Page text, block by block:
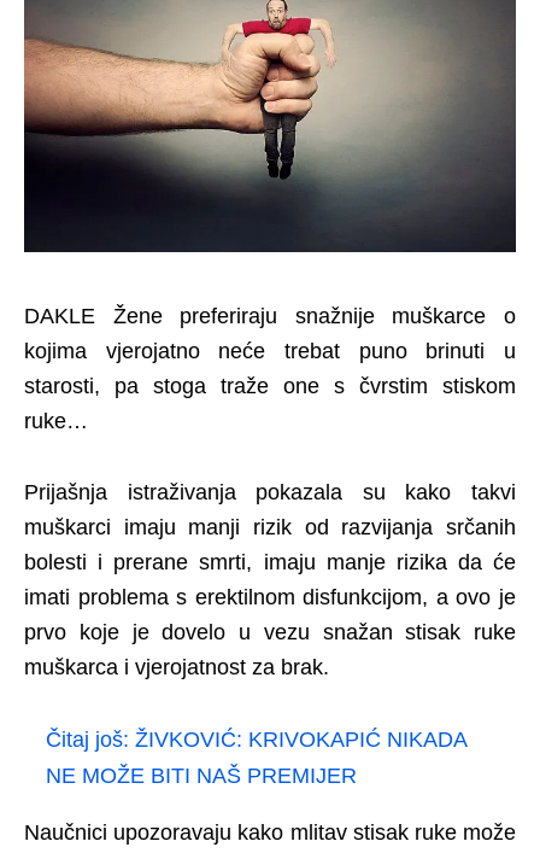
DAKLE Žene preferiraju snažnije muškarce o
kojima vjerojatno neće trebat puno brinuti u
starosti, pa stoga traže one s čvrstim stiskom
ruke…
Prijašnja istraživanja pokazala su kako takvi
muškarci imaju manji rizik od razvijanja srčanih
bolesti i prerane smrti, imaju manje rizika da će
imati problema s erektilnom disfunkcijom, a ovo je
prvo koje je dovelo u vezu snažan stisak ruke
muškarca i vjerojatnost za brak.
Čitaj još: ŽIVKOVIĆ: KRIVOKAPIĆ NIKADA
NE MOŽE BITI NAŠ PREMIJER
Naučnici upozoravaju kako mlitav stisak ruke može